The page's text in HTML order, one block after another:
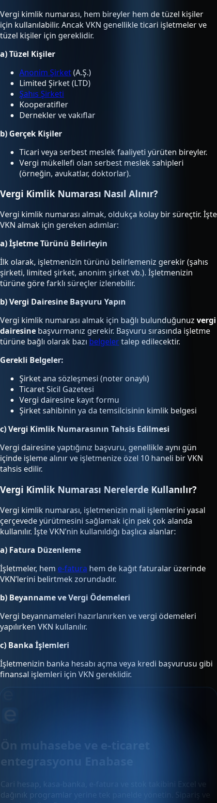
Vergi kimlik numarası, hem bireyler hem de tüzel kişiler
için kullanılabilir. Ancak VKN genellikle ticari işletmeler ve
tüzel kişiler için gereklidir.
a) Tüzel Kişiler
Anonim Şirket(A.Ş.)
Limited Şirket (LTD)
Şahıs Şirketi
Kooperatifler
Dernekler ve vakıflar
b) Gerçek Kişiler
Ticari veya serbest meslek faaliyeti yürüten bireyler.
Vergi mükellefi olan serbest meslek sahipleri
(örneğin, avukatlar, doktorlar).
Vergi Kimlik Numarası Nasıl Alınır?
Vergi kimlik numarası almak, oldukça kolay bir süreçtir. İşte
VKN almak için gereken adımlar:
a) İşletme Türünü Belirleyin
İlk olarak, işletmenizin türünü belirlemeniz gerekir (şahıs
şirketi, limited şirket, anonim şirket vb.). İşletmenizin
türüne göre farklı süreçler izlenebilir.
b) Vergi Dairesine Başvuru Yapın
Vergi kimlik numarası almak için bağlı bulunduğunuz vergi
dairesine başvurmanız gerekir. Başvuru sırasında işletme
türüne bağlı olarak bazı belgelertalep edilecektir.
Gerekli Belgeler:
Şirket ana sözleşmesi (noter onaylı)
Ticaret Sicil Gazetesi
Vergi dairesine kayıt formu
Şirket sahibinin ya da temsilcisinin kimlik belgesi
c) Vergi Kimlik Numarasının Tahsis Edilmesi
Vergi dairesine yaptığınız başvuru, genellikle aynı gün
içinde işleme alınır ve işletmenize özel 10 haneli bir VKN
tahsis edilir.
Vergi Kimlik Numarası Nerelerde Kullanılır?
Vergi kimlik numarası, işletmenizin mali işlemlerini yasal
çerçevede yürütmesini sağlamak için pek çok alanda
kullanılır. İşte VKN’nin kullanıldığı başlıca alanlar:
a) Fatura Düzenleme
İşletmeler, hem e-fatura hem de kağıt faturalar üzerinde
VKN’lerini belirtmek zorundadır.
b) Beyanname ve Vergi Ödemeleri
Vergi beyannameleri hazırlanırken ve vergi ödemeleri
yapılırken VKN kullanılır.
c) Banka İşlemleri
İşletmenizin banka hesabı açma veya kredi başvurusu gibi
finansal işlemleri için VKN gereklidir.
Ön muhasebe ve e-ticaret
entegrasyonu Enabase
Cari hesap, kasa-banka, e-fatura ve stok takibini Excel ve
dağınık programlar yerine tek panelde yönetin. Sipariş ve